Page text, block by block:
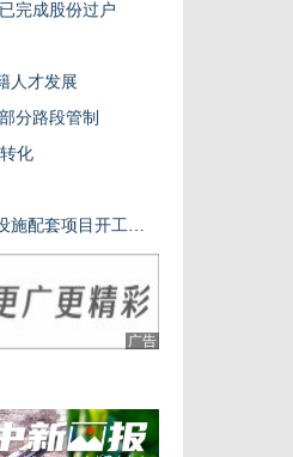
完成股份过户
人才发展
分路段管制
化
海南师范大学桂林洋校区基础设施配套项目开工建设
广告